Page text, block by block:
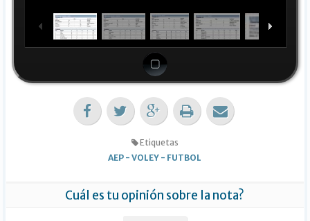
Etiquetas
AEP -VOLEY - FUTBOL
Cuál es tu opinión sobre la nota?